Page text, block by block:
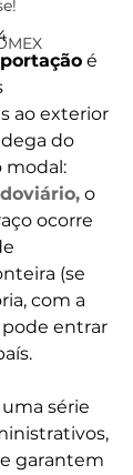
é
ao exterior
do
modal:
o
ocorre
(se
com a
pode entrar
série
garantem